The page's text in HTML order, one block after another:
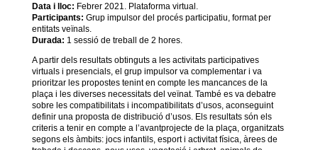
Data i lloc: Febrer 2021. Plataforma virtual.
Participants: Grup impulsor del procés participatiu, format per
entitats veïnals.
Durada: 1 sessió de treball de 2 hores.
A partir dels resultats obtinguts a les activitats participatives
virtuals i presencials, el grup impulsor va complementar i va
prioritzar les propostes tenint en compte les mancances de la
plaça i les diverses necessitats del veïnat. També es va debatre
sobre les compatibilitats i incompatibilitats d’usos, aconseguint
definir una proposta de distribució d’usos. Els resultats són els
criteris a tenir en compte a l’avantprojecte de la plaça, organitzats
segons els àmbits: jocs infantils, esport i activitat física, àrees de